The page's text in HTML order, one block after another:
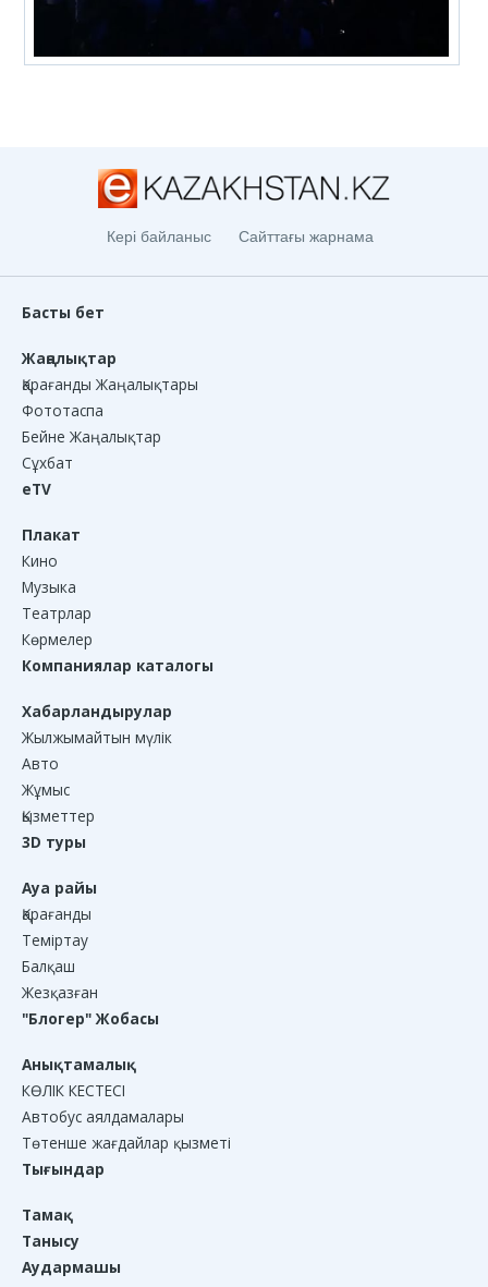
Кері байланыс Сайттағы жарнама
Басты бет
Жаңалықтар
Қарағанды Жаңалықтары
Фототаспа
Бейне Жаңалықтар
Сұхбат
eTV
Плакат
Кино
Музыка
Театрлар
Көрмелер
Компаниялар каталогы
Хабарландырулар
Жылжымайтын мүлік
Авто
Жұмыс
Қызметтер
3D туры
Ауа райы
Қарағанды
Теміртау
Балқаш
Жезқазған
"Блогер" Жобасы
Анықтамалық
КӨЛІК КЕСТЕСІ
Автобус аялдамалары
Төтенше жағдайлар қызметі
Тығындар
Тамақ
Танысу
Аудармашы